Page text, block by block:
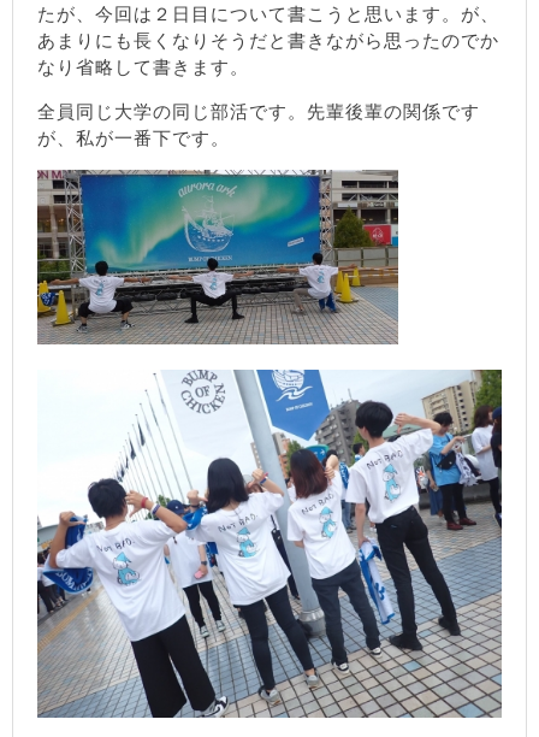
たが、今回は２日目について書こうと思います。が、
あまりにも長くなりそうだと書きながら思ったのでか
なり省略して書きます。
全員同じ大学の同じ部活です。 先輩後輩の関係です
が、私が一番下です。